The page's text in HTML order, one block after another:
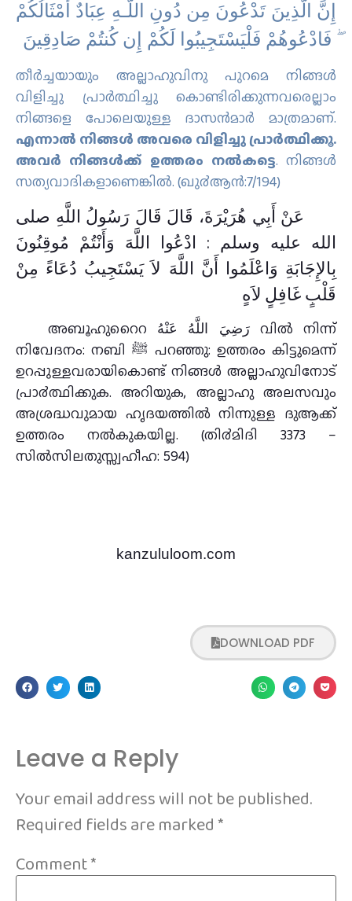
إِنَّ الَّذِينَ تَدْعُونَ مِن دُونِ اللَّـهِ عِبَادٌ أَمْثَالُكُمْ
ۖ فَادْعُوهُمْ فَلْيَسْتَجِيبُوا لَكُمْ إِن كُنتُمْ صَادِقِينَ
തീർച്ചയായും അല്ലാഹുവിനു പുറമെ നിങ്ങൾ
വിളിച്ചു പ്രാർത്ഥിച്ചു കൊണ്ടിരിക്കുന്നവരെല്ലാം
നിങ്ങളെ പോലെയുള്ള ദാസൻമാർ മാത്രമാണ്‌.
എന്നാൽ നിങ്ങൾ അവരെ വിളിച്ചു പ്രാർത്ഥിക്കൂ.
അവർ നിങ്ങൾക്ക്‌ ഉത്തരം നൽകട്ടെ. നിങ്ങൾ
സത്യവാദികളാണെങ്കിൽ. (ഖു൪ആന്‍:7/194)
عَنْ أَبِي هُرَيْرَةَ، قَالَ قَالَ رَسُولُ اللَّهِ صلى
الله عليه وسلم : ادْعُوا اللَّهَ وَأَنْتُمْ مُوقِنُونَ
بِالإِجَابَةِ وَاعْلَمُوا أَنَّ اللَّهَ لاَ يَسْتَجِيبُ دُعَاءً مِنْ
قَلْبٍ غَافِلٍ لاَهٍ
അബൂഹുറൈറ رَضِيَ اللَّهُ عَنْهُ വിൽ നിന്ന്
നിവേദനം: നബി ﷺ പറഞ്ഞു: ഉത്തരം കിട്ടുമെന്ന്
ഉറപ്പുള്ളവരായികൊണ്ട് നിങ്ങള്‍ അല്ലാഹുവിനോട്
പ്രാ൪ത്ഥിക്കുക. അറിയുക, അല്ലാഹു അലസവും
അശ്രദ്ധവുമായ ഹൃദയത്തില്‍ നിന്നുള്ള ദുആക്ക്
ഉത്തരം നല്‍കുകയില്ല. (തി൪മിദി 3373 –
സില്‍സിലതുസ്സ്വഹീഹ: 594)
kanzululoom.com
DOWNLOAD PDF
Leave a Reply
Your email address will not be published.
Required fields are marked*
Comment*